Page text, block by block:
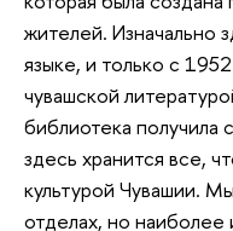
жителей. Изначально
языке, и только с
чувашской
библиотека получила
здесь хранится все,
культурой Чувашии.
отделах, но